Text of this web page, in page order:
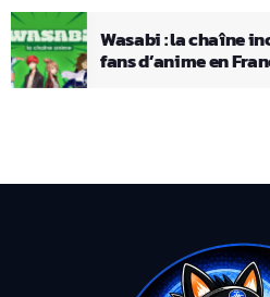
Wasabi : la chaîne
fans d’anime en